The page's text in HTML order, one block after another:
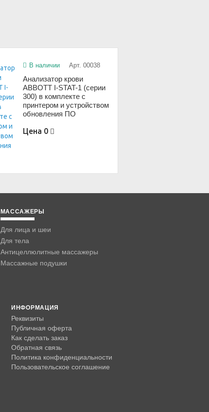
В наличии Арт. 00038
Анализатор крови
ABBOTT I-STAT-1 (серии
300) в комплекте с
принтером и устройством
обновления ПО
Цена 0
МАССАЖЕРЫ
Для лица и шеи
Для тела
Антицеллюлитные массажеры
Массажные подушки
ИНФОРМАЦИЯ
Реквизиты
Публичная оферта
Как сделать заказ
Обратная связь
Политика конфиденциальности
Пользовательское соглашение